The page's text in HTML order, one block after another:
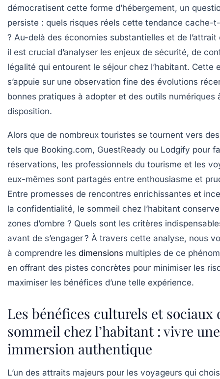
démocratisent cette forme d’hébergement, un
persiste : quels risques réels cette tendance cache-
? Au-delà des économies substantielles et de l’attrait
il est crucial d’analyser les enjeux de sécurité, de
légalité qui entourent le séjour chez l’habitant. Cette
s’appuie sur une observation fine des évolutions
bonnes pratiques à adopter et des outils numériques
disposition.
Alors que de nombreux touristes se tournent vers
tels que Booking.com, GuestReady ou Lodgify pour
réservations, les professionnels du tourisme et les
eux-mêmes sont partagés entre enthousiasme et
Entre promesses de rencontres enrichissantes et
la confidentialité, le sommeil chez l’habitant
zones d’ombre ? Quels sont les critères
avant de s’engager ? À travers cette analyse, nous
à comprendre les dimensions multiples de ce
en offrant des pistes concrètes pour minimiser les
maximiser les bénéfices d’une telle expérience.
Les bénéfices culturels et sociaux
sommeil chez l’habitant : vivre une
immersion authentique
L’un des attraits majeurs pour les voyageurs qui